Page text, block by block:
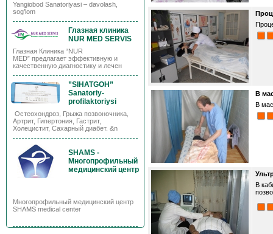
Yangiobod Sanatoriyasi – davolash,
sog’lom
Глазная клиника
NUR MED SERVIS
Глазная Клиника “NUR
MED” предлагает эффективную и
качественную диагностику и лечен
”SIHATGOH”
Sanatoriy-
profilaktoriysi
Остеохондроз, Грыжа позвоночника,
Артрит, Гипертония, Гастрит,
Холецистит, Сахарный диабет. &n
SHAMS -
Многопрофильный
медицинский центр
Многопрофильный медицинский центр
SHAMS medical center
В
В
В